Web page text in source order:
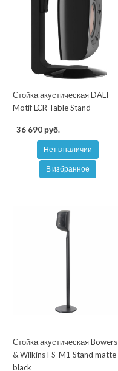
Стойка акустическая DALI
Motif LCR Table Stand
36 690 руб.
Нет в наличии
В избранное
Стойка акустическая Bowers
& Wilkins FS-M1 Stand matte
black